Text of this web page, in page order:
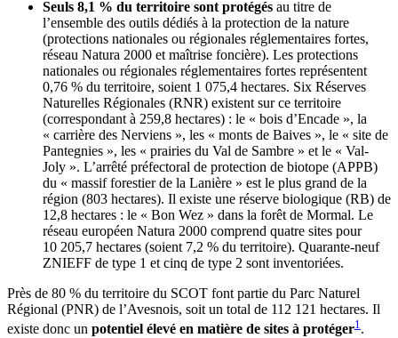
Seuls 8,1 % du territoire sont protégés au titre de
l’ensemble des outils dédiés à la protection de la nature
(protections nationales ou régionales réglementaires fortes,
réseau Natura 2000 et maîtrise foncière). Les protections
nationales ou régionales réglementaires fortes représentent
0,76 % du territoire, soient 1 075,4 hectares. Six Réserves
Naturelles Régionales (RNR) existent sur ce territoire
(correspondant à 259,8 hectares) : le « bois d’Encade », la
« carrière des Nerviens », les « monts de Baives », le « site de
Pantegnies », les « prairies du Val de Sambre » et le « Val-
Joly ». L’arrêté préfectoral de protection de biotope (APPB)
du « massif forestier de la Lanière » est le plus grand de la
région (803 hectares). Il existe une réserve biologique (RB) de
12,8 hectares : le « Bon Wez » dans la forêt de Mormal. Le
réseau européen Natura 2000 comprend quatre sites pour
10 205,7 hectares (soient 7,2 % du territoire). Quarante-neuf
ZNIEFF de type 1 et cinq de type 2 sont inventoriées.
Près de 80 % du territoire du SCOT font partie du Parc Naturel
Régional (PNR) de l’Avesnois, soit un total de 112 121 hectares. Il
existe donc un potentiel élevé en matière de sites à protéger1 .